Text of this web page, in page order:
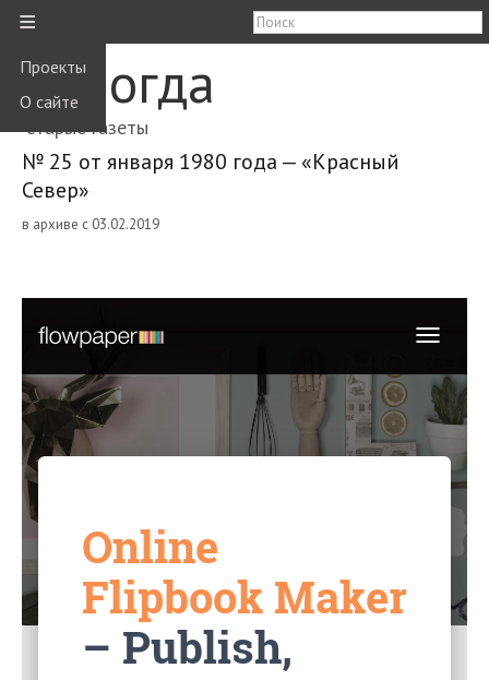
≡
Проекты
О сайте
Вологда
старые газеты
№ 25 от января 1980 года — «Красный
Север»
в архиве с 03.02.2019